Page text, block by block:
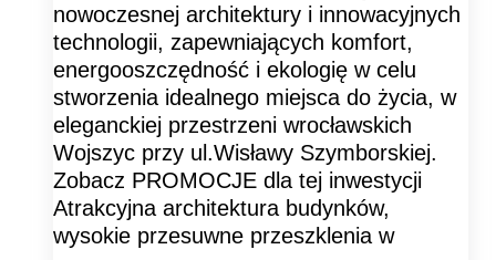
nowoczesnej architektury i innowacyjnych
technologii, zapewniających komfort,
energooszczędność i ekologię w celu
stworzenia idealnego miejsca do życia, w
eleganckiej przestrzeni wrocławskich
Wojszyc przy ul.Wisławy Szymborskiej.
Zobacz PROMOCJE dla tej inwestycji
Atrakcyjna architektura budynków,
wysokie przesuwne przeszklenia w